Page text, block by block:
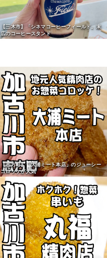
【三木市】「シネマコーヒーフィールド」末
広のコーヒースタンド
【志方町】「大浦ミート本店」のジューシー
コロッケが人気